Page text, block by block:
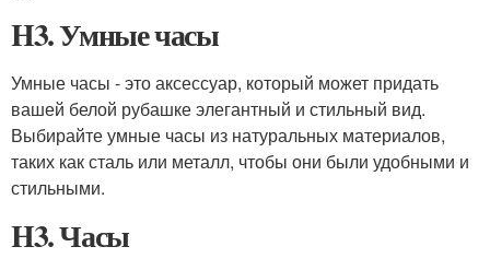
H3. Умные часы
Умные часы - это аксессуар, который может придать
вашей белой рубашке элегантный и стильный вид.
Выбирайте умные часы из натуральных материалов,
таких как сталь или металл, чтобы они были удобными и
стильными.
H3. Часы